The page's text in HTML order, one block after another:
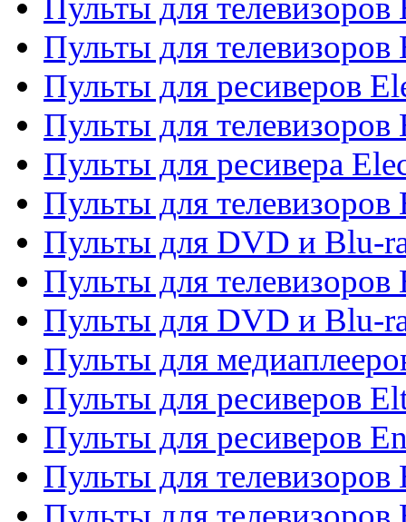
Пульты для телевизоров
Пульты для ресиверов
Пульты для телевизоров
Пульты для ресивера
Пульты для телевизоров
Пульты для DVD и Blu-
Пульты для телевизоров
Пульты для DVD и Blu-
Пульты для
Пульты для ресиверов
Пульты для ресиверов
Пульты для телевизоров